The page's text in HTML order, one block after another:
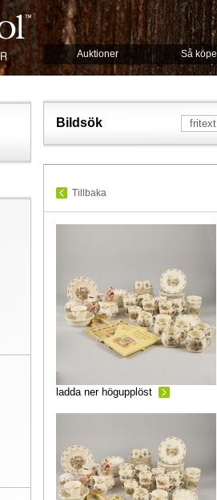
Auktioner Så
Bildsök
Tillbaka
ladda ner högupplöst